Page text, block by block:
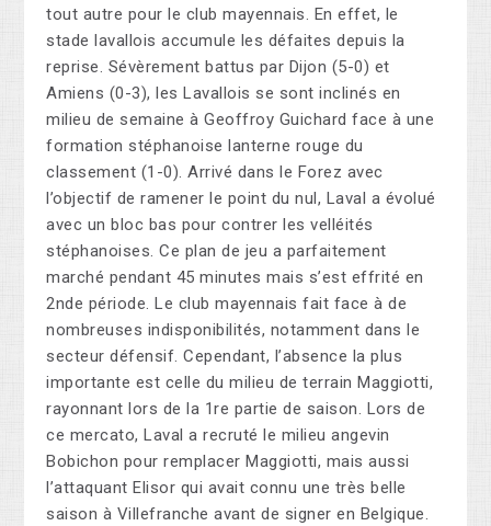
tout autre pour le club mayennais. En effet, le
stade lavallois accumule les défaites depuis la
reprise. Sévèrement battus par Dijon (5-0) et
Amiens (0-3), les Lavallois se sont inclinés en
milieu de semaine à Geoffroy Guichard face à une
formation stéphanoise lanterne rouge du
classement (1-0). Arrivé dans le Forez avec
l’objectif de ramener le point du nul, Laval a évolué
avec un bloc bas pour contrer les velléités
stéphanoises. Ce plan de jeu a parfaitement
marché pendant 45 minutes mais s’est effrité en
2nde période. Le club mayennais fait face à de
nombreuses indisponibilités, notamment dans le
secteur défensif. Cependant, l’absence la plus
importante est celle du milieu de terrain Maggiotti,
rayonnant lors de la 1re partie de saison. Lors de
ce mercato, Laval a recruté le milieu angevin
Bobichon pour remplacer Maggiotti, mais aussi
l’attaquant Elisor qui avait connu une très belle
saison à Villefranche avant de signer en Belgique.